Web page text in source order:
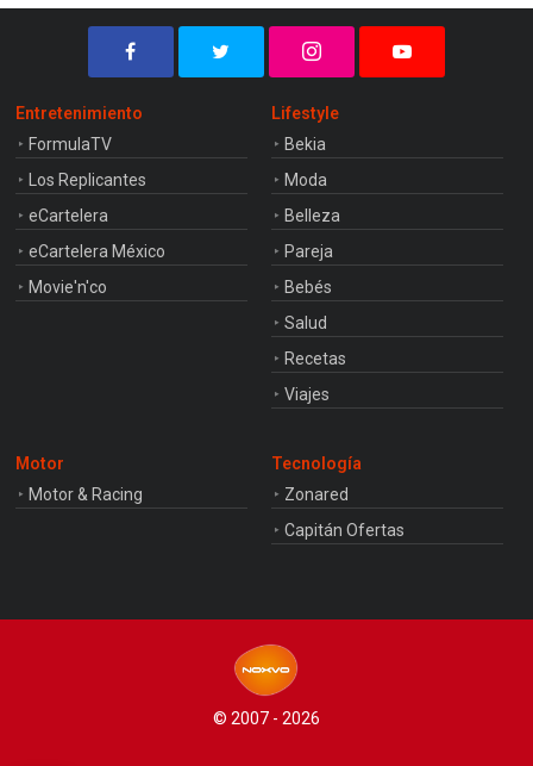
Entretenimiento
FormulaTV
Los Replicantes
eCartelera
eCartelera México
Movie'n'co
Lifestyle
Bekia
Moda
Belleza
Pareja
Bebés
Salud
Recetas
Viajes
Motor
Motor & Racing
Tecnología
Zonared
Capitán Ofertas
© 2007 - 2026